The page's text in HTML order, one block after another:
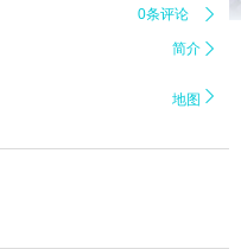
0条评论 
简介 
地图 